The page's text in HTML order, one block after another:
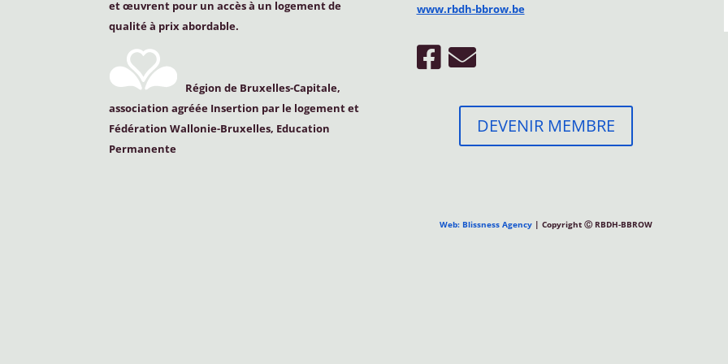
et œuvrent pour un accès à un logement de
qualité à prix abordable.
Région de Bruxelles-Capitale,
association agréée Insertion par le logement et
Fédération Wallonie-Bruxelles, Education
Permanente
www.rbdh-bbrow.be
DEVENIR MEMBRE
Web: Blissness Agency | Copyright Ⓒ RBDH-BBROW